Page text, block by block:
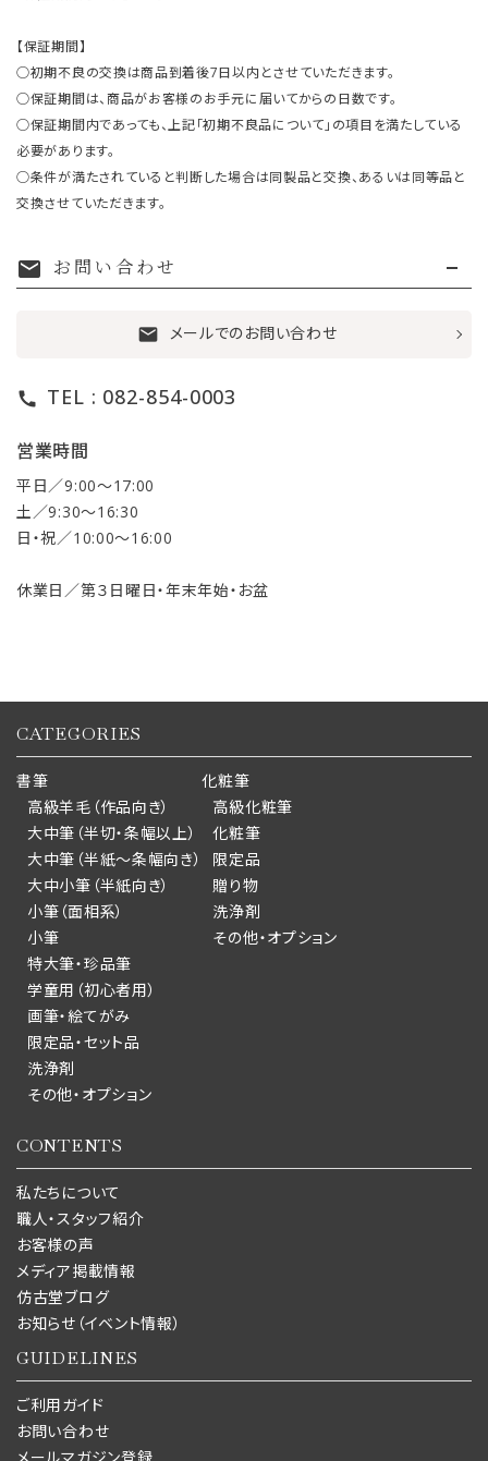
【保証期間】
○初期不良の交換は商品到着後7日以内とさせていただきます。
○保証期間は、商品がお客様のお手元に届いてからの日数です。
○保証期間内であっても、上記「初期不良品について」の項目を満たしている
必要があります。
○条件が満たされていると判断した場合は同製品と交換、あるいは同等品と
交換させていただきます。
mail お問い合わせ
mail メールでのお問い合わせ
call TEL : 082-854-0003
営業時間
平日／9:00〜17:00
土／9:30〜16:30
日・祝／10:00〜16:00
休業日／第３日曜日・年末年始・お盆
CATEGORIES
書筆
高級羊毛（作品向き）
大中筆（半切・条幅以上）
大中筆（半紙～条幅向き）
大中小筆（半紙向き）
小筆（面相系）
小筆
特大筆・珍品筆
学童用（初心者用）
画筆・絵てがみ
限定品・セット品
洗浄剤
その他・オプション
化粧筆
高級化粧筆
化粧筆
限定品
贈り物
洗浄剤
その他・オプション
CONTENTS
私たちについて
職人・スタッフ紹介
お客様の声
メディア掲載情報
仿古堂ブログ
お知らせ（イベント情報）
GUIDELINES
ご利用ガイド
お問い合わせ